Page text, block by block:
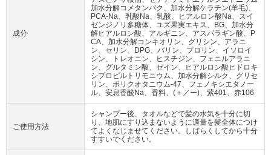
成分
加水分解コメタンパク、加水分解ケラチン(羊毛)、
PCA-Na、乳酸Na、乳酸、ヒアルロン酸Na、スイ
ゼンジノリ多糖体、ユズ果実エキス、BG、加水分
解ヒアルロン酸、アルギニン、アスパラギン酸、P
CA、加水分解コンキオリン、グリシン、アラニ
ン、セリン、DPG、バリン、プロリン、イソロイ
シン、トレオニン、ヒスチジン、フェニルアラニ
ン、グルタミン酸、ゼイン、ヒアルロン酸ヒドロキ
シプロピルトリモニウム、加水分解シルク、グリセ
リン、ポリクオタニウム-47、フェノキシエタノー
ル、安息香酸Na、香料、(＋／ー)、紫401、赤106
ご使用方法
シャンプー後、タオルなどで髪の水気を十分に切
り、地肌にすり込まないように適量を髪全体につけ
てよくなじませてください。しばらくしてから十分
すすいでください。